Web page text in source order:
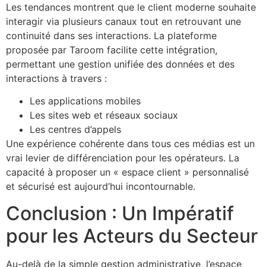
Les tendances montrent que le client moderne souhaite
interagir via plusieurs canaux tout en retrouvant une
continuité dans ses interactions. La plateforme
proposée par Taroom facilite cette intégration,
permettant une gestion unifiée des données et des
interactions à travers :
Les applications mobiles
Les sites web et réseaux sociaux
Les centres d’appels
Une expérience cohérente dans tous ces médias est un
vrai levier de différenciation pour les opérateurs. La
capacité à proposer un « espace client » personnalisé
et sécurisé est aujourd’hui incontournable.
Conclusion : Un Impératif
pour les Acteurs du Secteur
Au-delà de la simple gestion administrative, l’espace